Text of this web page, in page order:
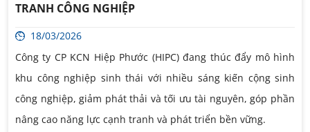
TRANH CÔNG NGHIỆP
18/03/2026
Công ty CP KCN Hiệp Phước (HIPC) đang thúc đẩy mô hình
khu công nghiệp sinh thái với nhiều sáng kiến cộng sinh
công nghiệp, giảm phát thải và tối ưu tài nguyên, góp phần
nâng cao năng lực cạnh tranh và phát triển bền vững.